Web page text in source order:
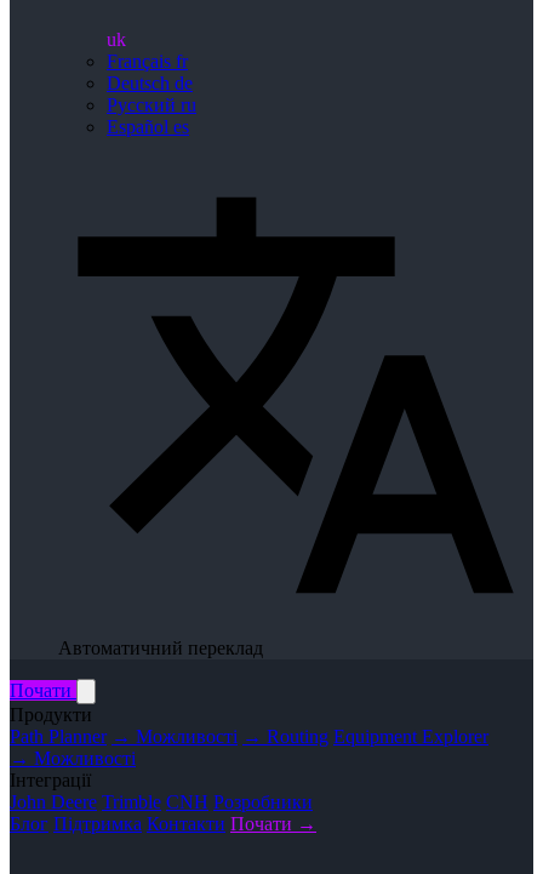
uk
Français fr
Deutsch de
Русский ru
Español es
Автоматичний переклад
Почати
Продукти
Path Planner → Можливості → Routing Equipment Explorer
→ Можливості
Інтеграції
John Deere Trimble CNH Розробники
Блог Підтримка Контакти Почати →